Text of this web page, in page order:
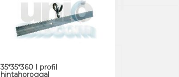
35*35*360 I profil
hintahoroggal